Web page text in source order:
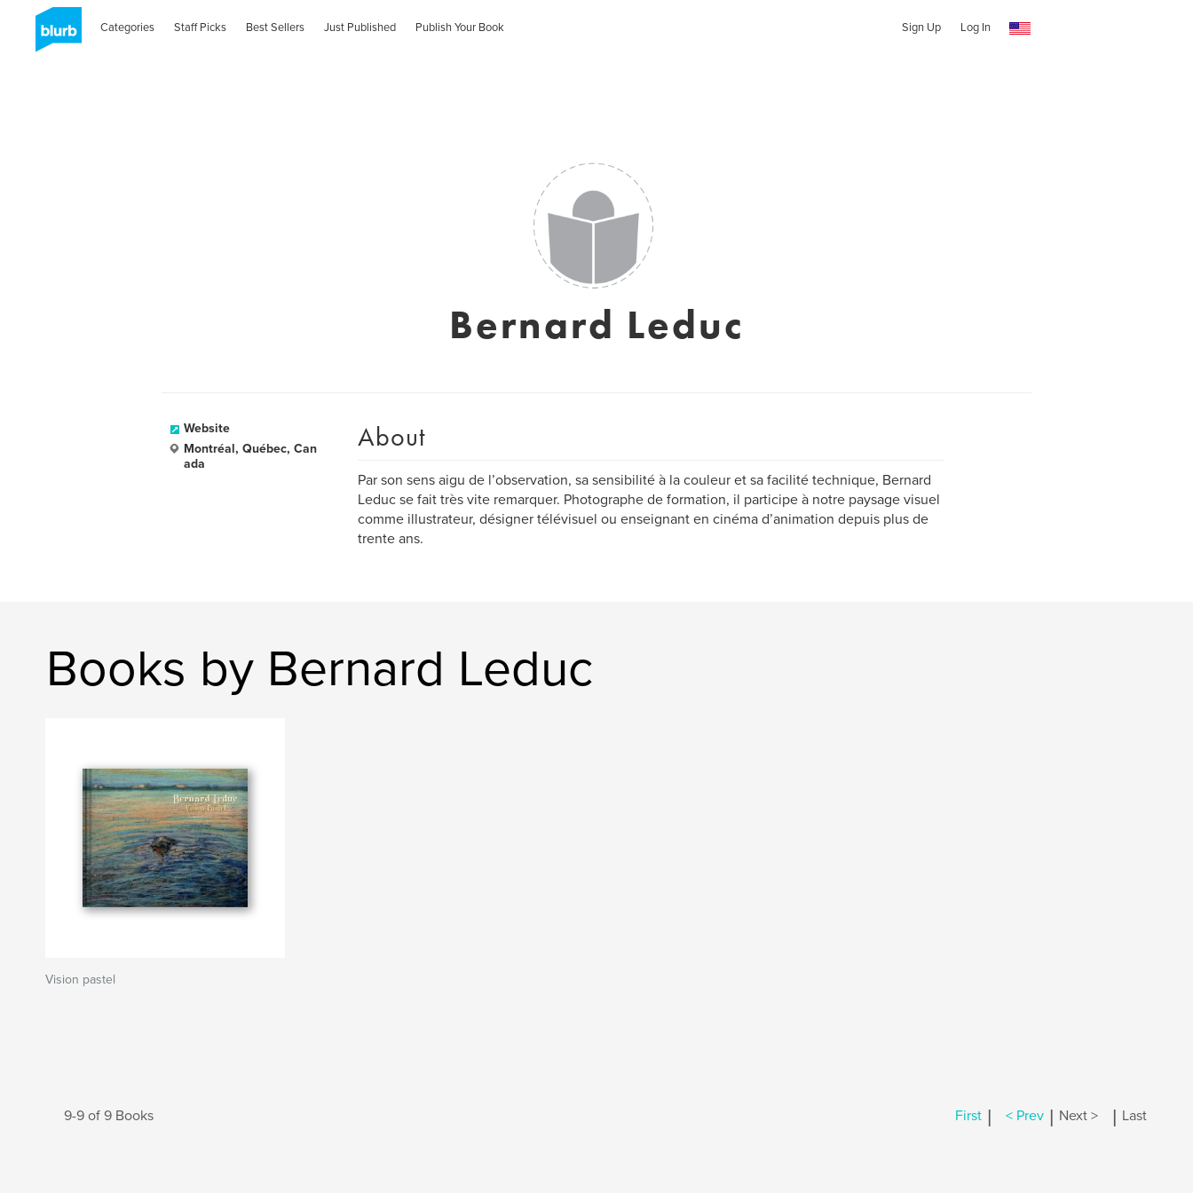
Categories Staff Picks Best Sellers Just Published Publish Your Book Sign Up Log In
Bernard Leduc
Website
Montréal, Québec, Can
ada
About
Par son sens aigu de l’observation, sa sensibilité à la couleur et sa facilité technique, Bernard
Leduc se fait très vite remarquer. Photographe de formation, il participe à notre paysage visuel
comme illustrateur, désigner télévisuel ou enseignant en cinéma d’animation depuis plus de
trente ans.
Books by Bernard Leduc
Vision pastel
9-9 of 9 Books First | < Prev | Next > | Last